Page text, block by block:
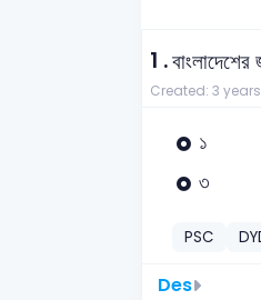
1 .
Created: 3 years
১
৩
PSC
Des